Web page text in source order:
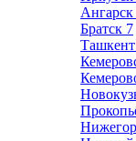
Ангарск
Братск 7
Ташкент